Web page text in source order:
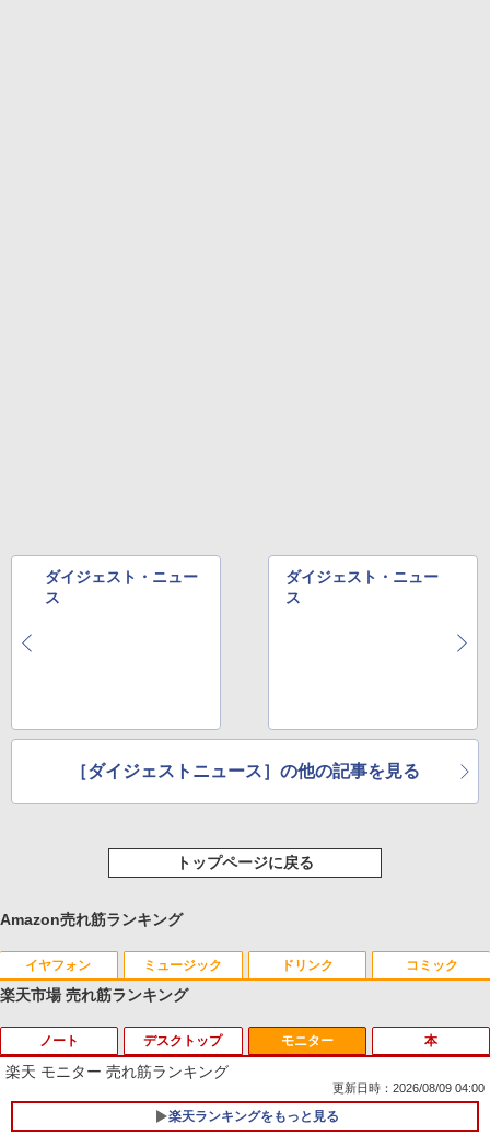
ダイジェスト・ニュー
ス
ダイジェスト・ニュー
ス
［ダイジェストニュース］の他の記事を見る
トップページに戻る
Amazon売れ筋ランキング
イヤフォン
Anker Soundcore P42i (Bluetooth 6.1)【完
全ワイヤレスイヤホン/ウルトラノイズキャン
セリング 3.5 / マルチポイント接続 / 最大40時
間再生 / コンパクト形状/持ち運びに便利 / IP5
5 防塵防水位規格/PSE技術基準適合】パープ
ミュージック
BRUCE WAYNE feat. Flo Milli, ATL Jacob
[Explicit]
￥250
ドリンク
by Amazon 天然水 ラベルレス 500ml ×24本
富士山の天然水 バナジウム含有 水 ミネラル
ウォーター ペットボトル 静岡県産 500ミリリ
ットル (Smart Basic)
コミック
薬屋のひとりごと 17巻 (デジタル版ビッグガ
ンガンコミックス)
￥770
楽天市場 売れ筋ランキング
ノート デスクトップ モニター
楽天 モニター 売れ筋ランキング
更新日時：2026/08/09 04:00
楽天ランキングをもっと見る
本